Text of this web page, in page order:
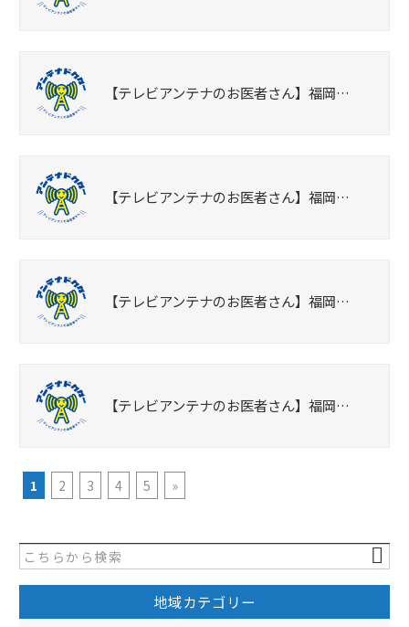
【テレビアンテナのお医者さん】福岡…
【テレビアンテナのお医者さん】福岡…
【テレビアンテナのお医者さん】福岡…
【テレビアンテナのお医者さん】福岡…
1 2 3 4 5 »
地域カテゴリー